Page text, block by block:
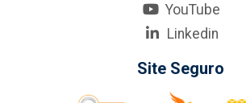
YouTube
Linkedin
Site Seguro